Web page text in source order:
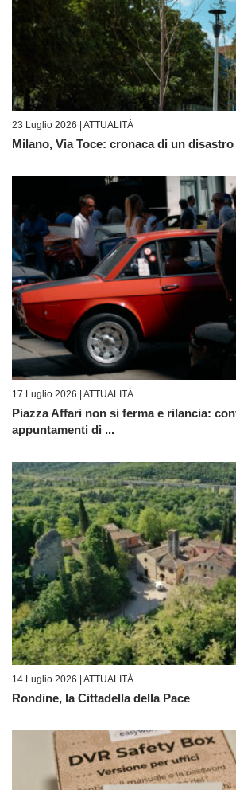
23 Luglio 2026 | ATTUALITÀ
Milano, Via Toce: cronaca di un
17 Luglio 2026 | ATTUALITÀ
Piazza Affari non si ferma e rilancia:
appuntamenti di ...
14 Luglio 2026 | ATTUALITÀ
Rondine, la Cittadella della Pace